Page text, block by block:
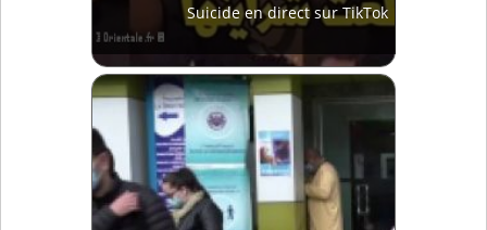
Suicide en direct sur TikTok